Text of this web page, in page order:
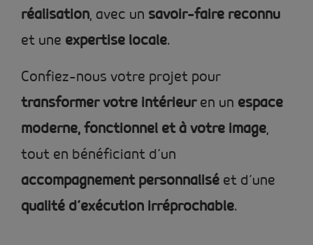
réalisation, avec un savoir-faire reconnu
et une expertise locale.
Confiez-nous votre projet pour
transformer votre intérieuren un espace
moderne, fonctionnel et à votre image,
tout en bénéficiant d’un
accompagnement personnalisé et d’une
qualité d’exécution irréprochable.